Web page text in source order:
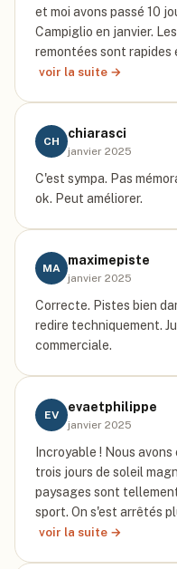
et moi avons passé 10
Campiglio en janvier.
remontées sont
voir la suite →
CH
chiarasci
janvier 2025
C'est sympa. Pas
ok. Peut améliorer.
MA
maximepiste
janvier 2025
Correcte. Pistes bien
redire techniquement.
commerciale.
EV
evaetphilippe
janvier 2025
Incroyable ! Nous
trois jours de soleil
paysages sont
sport. On s'est arrêtés
voir la suite →